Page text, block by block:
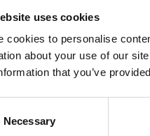
uses cookies
cookies to personalise
about your use of our
that you’ve
Necessary
la
|Fashion Week
della Milano Fashion Week
parte proprio dal disordine